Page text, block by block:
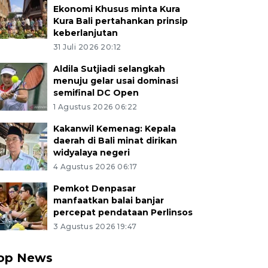
Ekonomi Khusus minta Kura
Kura Bali pertahankan prinsip
keberlanjutan
31 Juli 2026 20:12
Aldila Sutjiadi selangkah
menuju gelar usai dominasi
semifinal DC Open
1 Agustus 2026 06:22
Kakanwil Kemenag: Kepala
daerah di Bali minat dirikan
widyalaya negeri
4 Agustus 2026 06:17
Pemkot Denpasar
manfaatkan balai banjar
percepat pendataan Perlinsos
3 Agustus 2026 19:47
News